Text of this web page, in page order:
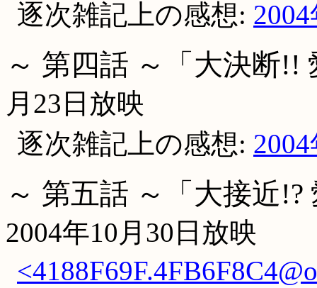
逐次雑記上の感想:
～ 第四話 ～「大決断!!
月23日放映
逐次雑記上の感想:
～ 第五話 ～「大接近
2004年10月30日放映